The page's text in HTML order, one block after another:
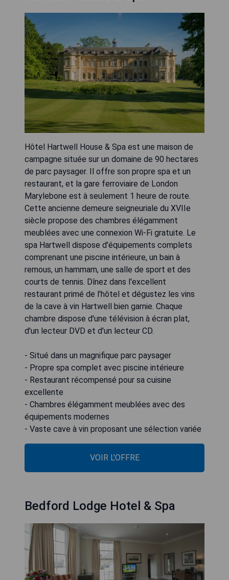
Hôtel Hartwell House & Spa est une maison de
campagne située sur un domaine de 90 hectares
de parc paysager. Il offre son propre spa et un
restaurant, et la gare ferroviaire de London
Marylebone est à seulement 1 heure de route.
Cette ancienne demeure seigneuriale du XVIIe
siècle propose des chambres élégamment
meublées avec une connexion Wi-Fi gratuite. Le
spa Hartwell dispose d'équipements complets
comprenant une piscine intérieure, un bain à
remous, un hammam, une salle de sport et des
courts de tennis. Dînez dans l'excellent
restaurant primé de l'hôtel et dégustez les vins
de la cave à vin Hartwell bien garnie. Chaque
chambre dispose d'une télévision à écran plat,
d'un lecteur DVD et d'un lecteur CD.
- Situé dans un magnifique parc paysager
- Propre spa complet avec piscine intérieure
- Restaurant récompensé pour sa cuisine
excellente
- Chambres élégamment meublées avec des
équipements modernes
- Vaste cave à vin proposant une sélection variée
VOIR L'OFFRE
Bedford Lodge Hotel & Spa